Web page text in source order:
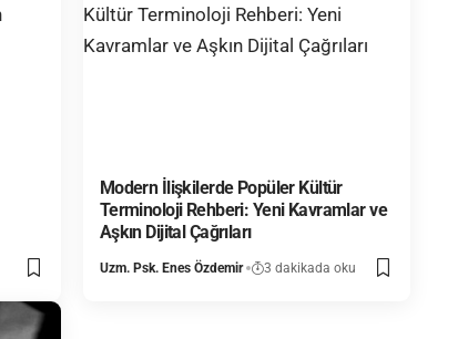
Modern İlişkilerde Popüler Kültür
Terminoloji Rehberi: Yeni Kavramlar ve
Aşkın Dijital Çağrıları
Uzm. Psk. Enes Özdemir 3 dakikada oku